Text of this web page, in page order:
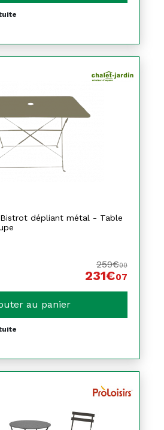
Bistrot dépliant métal - Table
259€00
231€07
au panier